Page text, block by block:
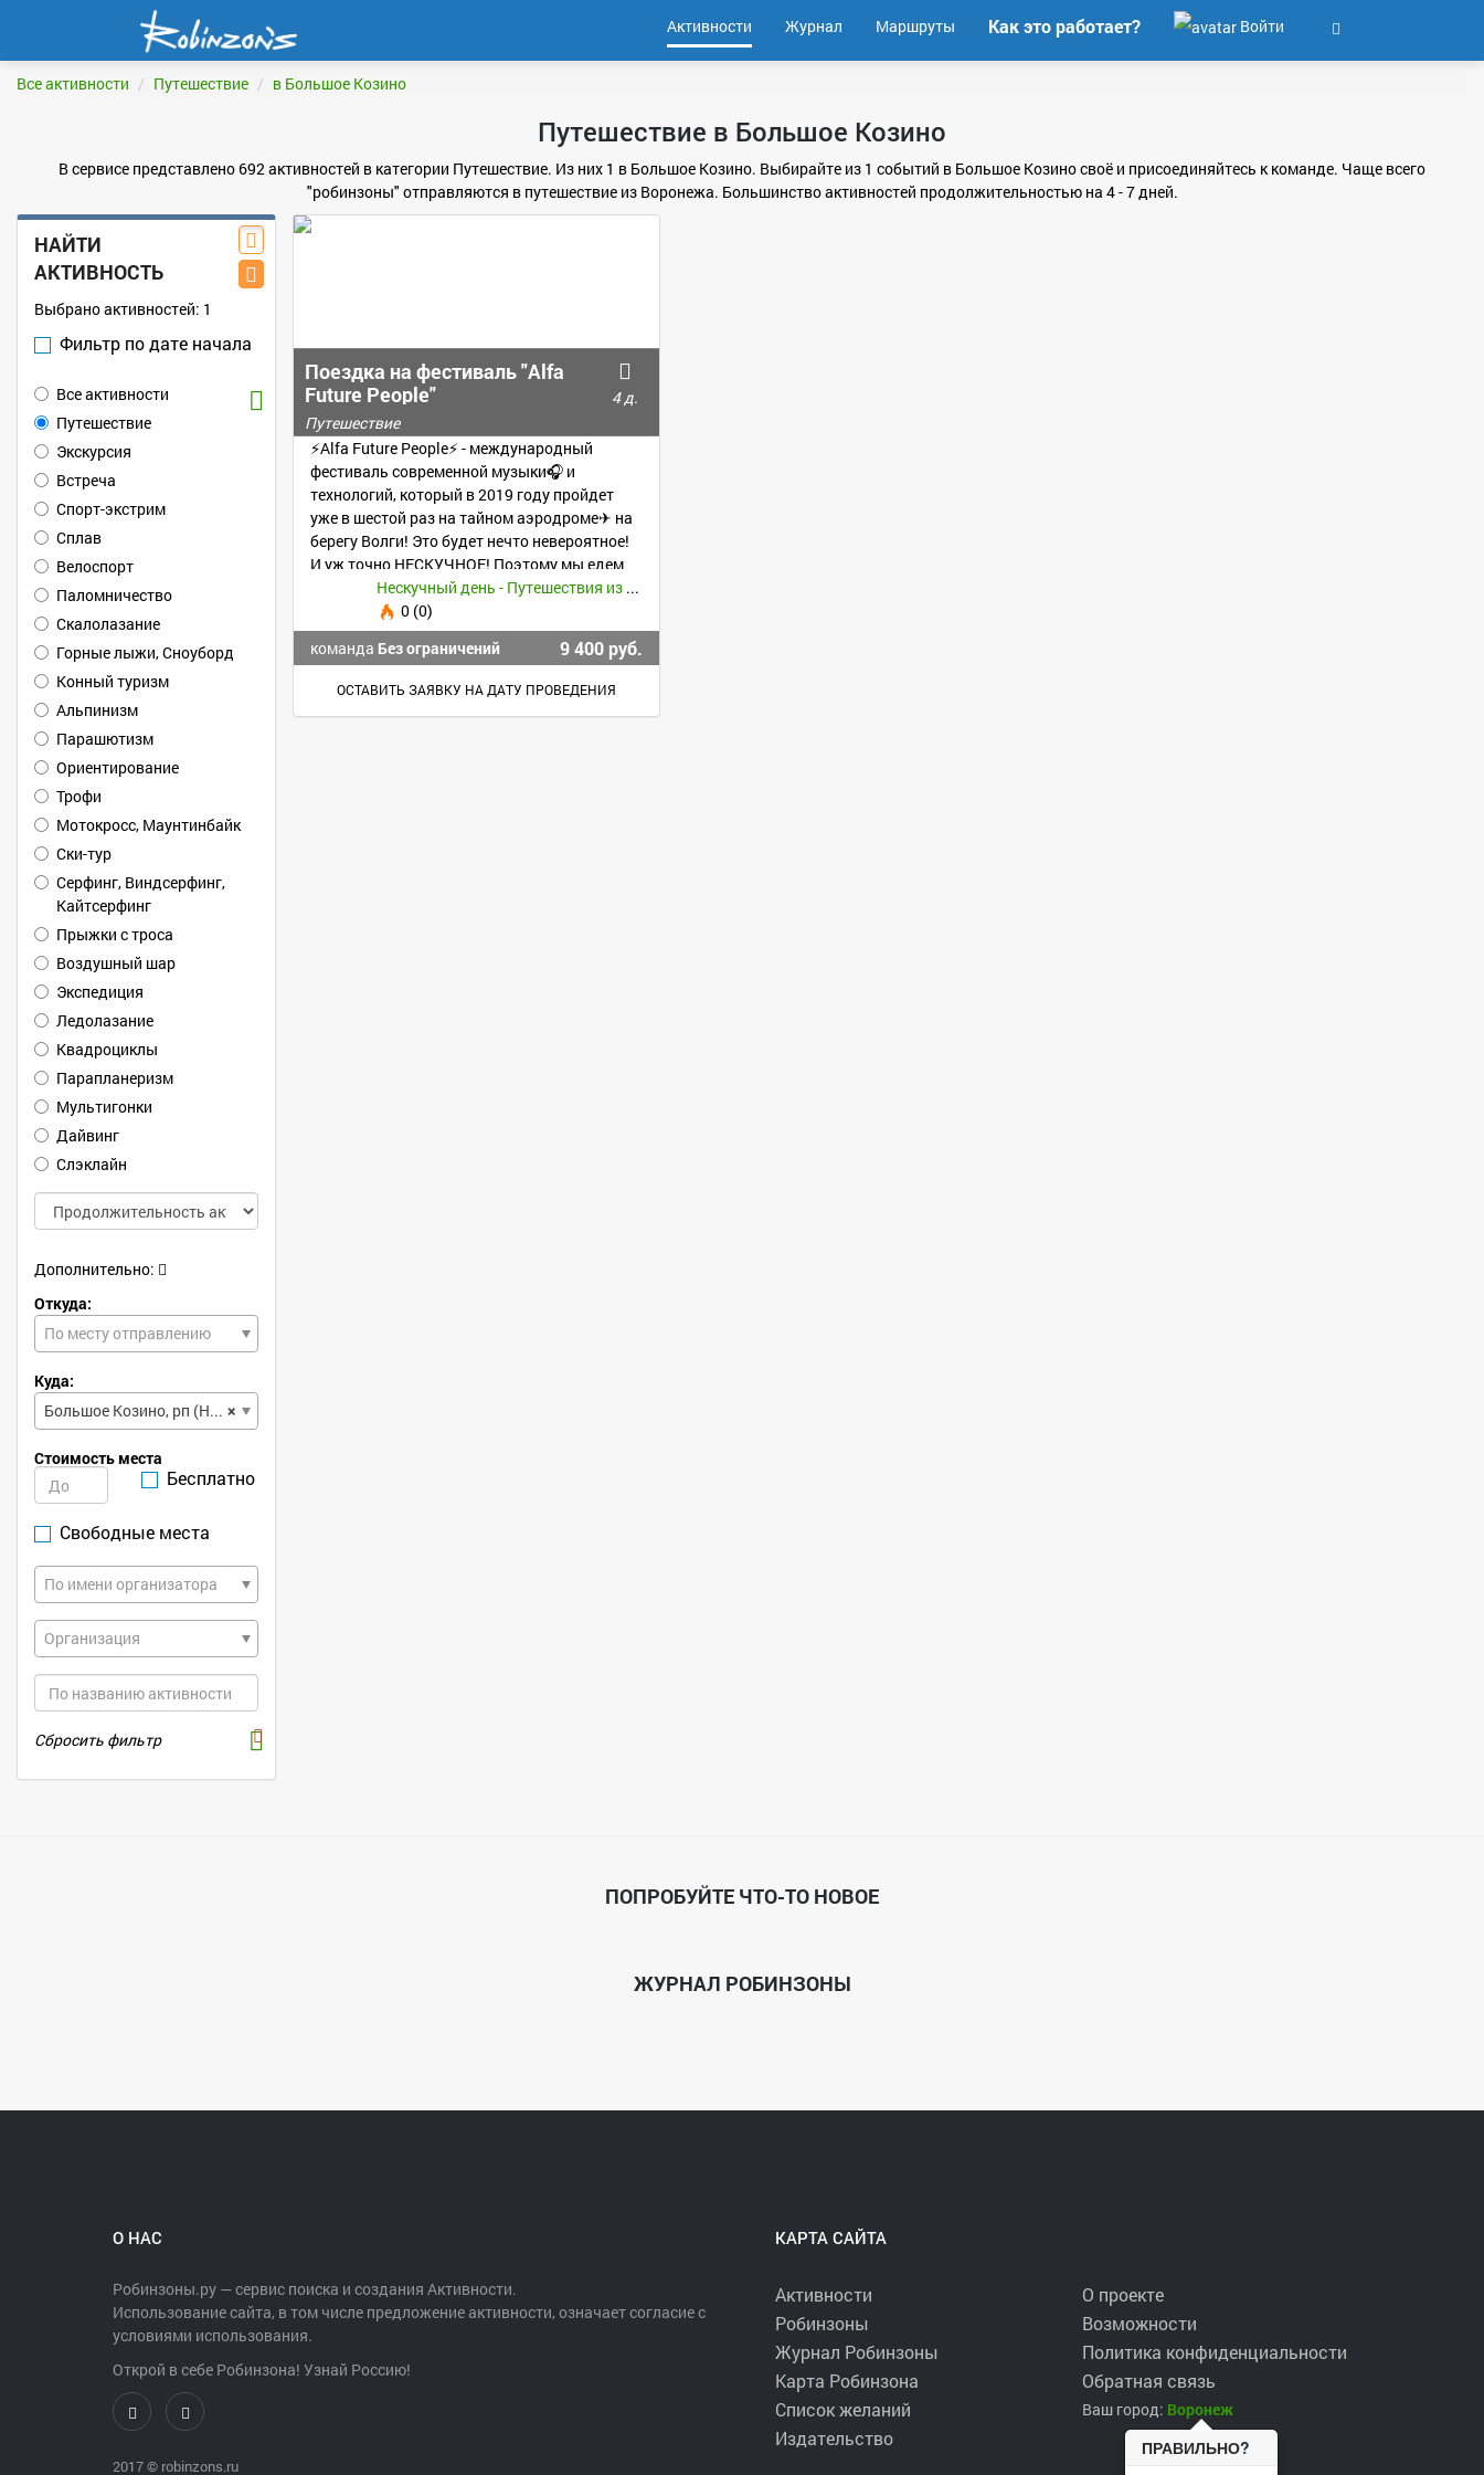
Активности Журнал Маршруты Как это работает? Войти
Все активности Путешествие в Большое Козино
Путешествие в Большое Козино
В сервисе представлено 692 активностей в категории Путешествие. Из них 1 в Большое Козино. Выбирайте из 1 событий в Большое Козино своё и присоединяйтесь к команде. Чаще всего
"робинзоны" отправляются в путешествие из Воронежа. Большинство активностей продолжительностью на 4 - 7 дней.
НАЙТИ
АКТИВНОСТЬ
Выбрано активностей: 1
Фильтр по дате начала
Все активности
Путешествие
Экскурсия
Встреча
Спорт-экстрим
Сплав
Велоспорт
Паломничество
Скалолазание
Горные лыжи, Сноуборд
Конный туризм
Альпинизм
Парашютизм
Ориентирование
Трофи
Мотокросс, Маунтинбайк
Ски-тур
Серфинг, Виндсерфинг,
Кайтсерфинг
Прыжки с троса
Воздушный шар
Экспедиция
Ледолазание
Квадроциклы
Парапланеризм
Мультигонки
Дайвинг
Слэклайн
Дополнительно:
Откуда:
По месту отправлению
Куда:
×
Большое Козино, рп (Нижегородская, обл)
Стоимость места
Бесплатно
Свободные места
По имени организатора
Организация
Сбросить фильтр
Поездка на фестиваль "Alfa
Future People"
4 д.
Путешествие
⚡Alfa Future People⚡ - международный
фестиваль современной музыки🎧 и
технологий, который в 2019 году пройдет
уже в шестой раз на тайном аэродроме✈ на
берегу Волги! Это будет нечто невероятное!
И уж точно НЕСКУЧНОЕ! Поэтому мы едем
Нескучный день - Путешествия из Воронежа -
0 (0)
команда Без ограничений 9 400 руб.
ОСТАВИТЬ ЗАЯВКУ НА ДАТУ ПРОВЕДЕНИЯ
ПОПРОБУЙТЕ ЧТО-ТО НОВОЕ
ЖУРНАЛ РОБИНЗОНЫ
О НАС
Робинзоны.ру — сервис поиска и создания Активности.
Использование сайта, в том числе предложение активности, означает согласие с
условиями использования.
Открой в себе Робинзона! Узнай Россию!
КАРТА САЙТА
Активности
Робинзоны
Журнал Робинзоны
Карта Робинзона
Список желаний
Издательство
О проекте
Возможности
Политика конфиденциальности
Обратная связь
Ваш город: Воронеж
ПРАВИЛЬНО?
2017 © robinzons.ru